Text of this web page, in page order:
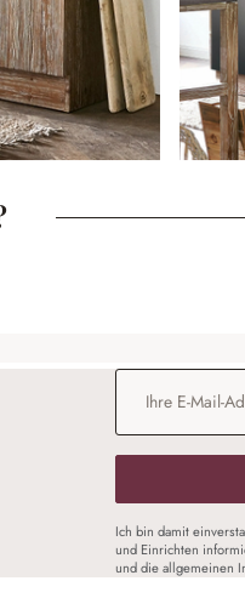
E-Mail-Adresse
Ich bin damit
und Einrichten
und die allgemeinen